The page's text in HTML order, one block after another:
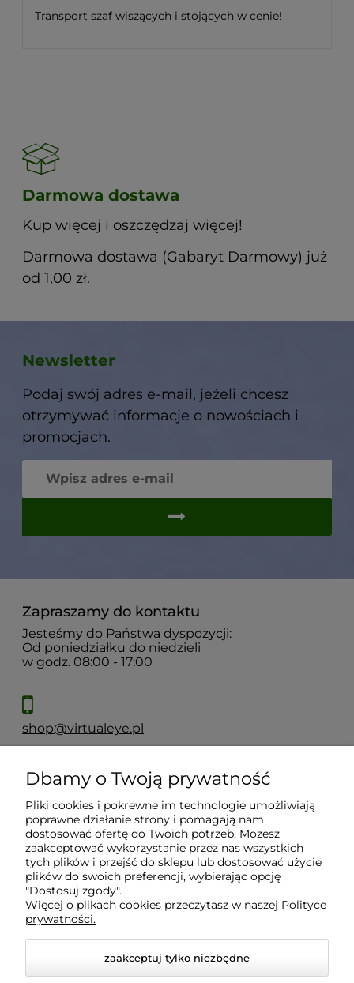
Transport szaf wiszących i stojących w cenie!
Darmowa dostawa
Kup więcej i oszczędzaj więcej!
Darmowa dostawa (Gabaryt Darmowy) już
od 1,00 zł.
Newsletter
Podaj swój adres e-mail, jeżeli chcesz
otrzymywać informacje o nowościach i
promocjach.
Zapraszamy do kontaktu
Jesteśmy do Państwa dyspozycji:
Od poniedziałku do niedzieli
w godz. 08:00 - 17:00
shop@virtualeye.pl
Moje konto
Płatności i dostawa
Informacje
O nas
Dbamy o Twoją prywatność
Pliki cookies i pokrewne im technologie umożliwiają
poprawne działanie strony i pomagają nam
dostosować ofertę do Twoich potrzeb. Możesz
zaakceptować wykorzystanie przez nas wszystkich
tych plików i przejść do sklepu lub dostosować użycie
plików do swoich preferencji, wybierając opcję
"Dostosuj zgody".
Więcej o plikach cookies przeczytasz w naszej Polityce
prywatności.
zaakceptuj tylko niezbędne